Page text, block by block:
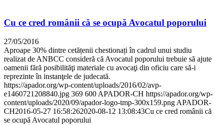
Cu ce cred românii că se ocupă Avocatul poporului
27/05/2016
Aproape 30% dintre cetățenii chestionați în cadrul unui studiu
realizat de ANBCC consideră că Avocatul poporului trebuie să ajute
oamenii fără posibilităţi materiale cu avocaţi din oficiu care să-i
reprezinte în instanţele de judecată.
https://apador.org/wp-content/uploads/2016/02/avp-
e1460721208840.jpg 369 600 APADOR-CH https://apador.org/wp-
content/uploads/2020/09/apador-logo-tmp-300x159.png APADOR-
CH2016-05-27 16:58:262020-08-12 13:08:43Cu ce cred românii că
se ocupă Avocatul poporului